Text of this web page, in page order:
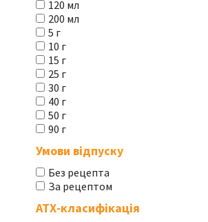
120 мл
200 мл
5 г
10 г
15 г
25 г
30 г
40 г
50 г
90 г
Умови відпуску
Без рецепта
За рецептом
АТХ-класифікація